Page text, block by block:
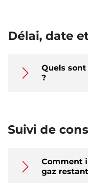
Délai, date
Quels
?
Suivi de
Comment
gaz